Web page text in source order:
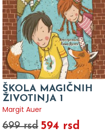
ŠKOLA MAGIČNIH
ŽIVOTINJA 1
Margit Auer
699 rsd 594 rsd